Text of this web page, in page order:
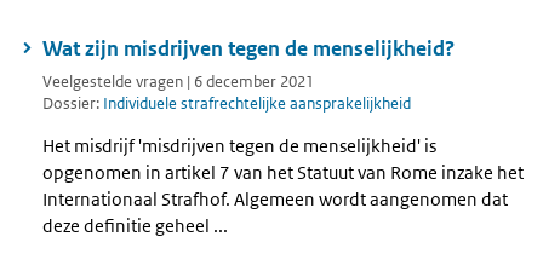
Wat zijn misdrijven tegen de menselijkheid?
Veelgestelde vragen | 6 december 2021
Dossier: Individuele strafrechtelijke aansprakelijkheid
Het misdrijf 'misdrijven tegen de menselijkheid' is
opgenomen in artikel 7 van het Statuut van Rome inzake het
Internationaal Strafhof. Algemeen wordt aangenomen dat
deze definitie geheel ...